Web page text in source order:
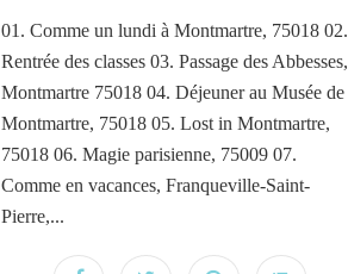
01. Comme un lundi à Montmartre, 75018 02.
Rentrée des classes 03. Passage des Abbesses,
Montmartre 75018 04. Déjeuner au Musée de
Montmartre, 75018 05. Lost in Montmartre,
75018 06. Magie parisienne, 75009 07.
Comme en vacances, Franqueville-Saint-
Pierre,...